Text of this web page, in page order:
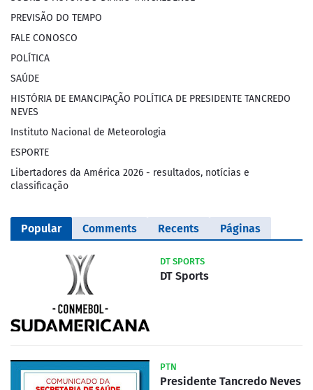
PREVISÃO DO TEMPO
FALE CONOSCO
POLÍTICA
SAÚDE
HISTÓRIA DE EMANCIPAÇÃO POLÍTICA DE PRESIDENTE TANCREDO
NEVES
Instituto Nacional de Meteorologia
ESPORTE
Libertadores da América 2026 - resultados, notícias e
classificação
Popular Comments Recents Páginas
DT SPORTS
DT Sports
PTN
Presidente Tancredo Neves